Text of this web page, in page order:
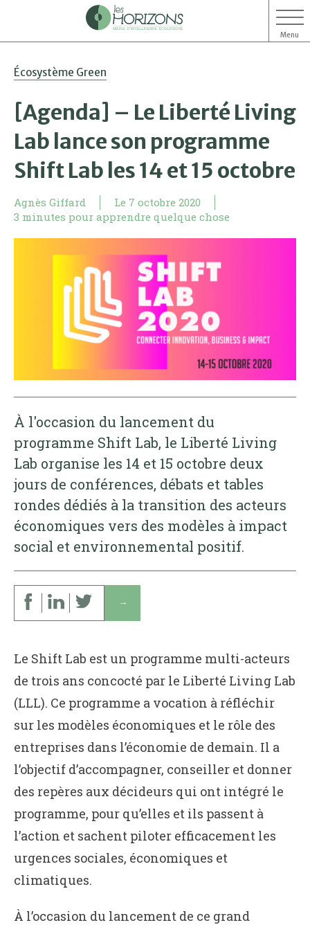
Menu
Écosystème Green
[Agenda] – Le Liberté Living
Lab lance son programme
Shift Lab les 14 et 15 octobre
Agnès Giffard Le 7 octobre 2020
3 minutes pour apprendre quelque chose
À l'occasion du lancement du
programme Shift Lab, le Liberté Living
Lab organise les 14 et 15 octobre deux
jours de conférences, débats et tables
rondes dédiés à la transition des acteurs
économiques vers des modèles à impact
social et environnemental positif.
↓
Le Shift Lab est un programme multi-acteurs
de trois ans concocté par le Liberté Living Lab
(LLL). Ce programme a vocation à réfléchir
sur les modèles économiques et le rôle des
entreprises dans l’économie de demain. Il a
l’objectif d’accompagner, conseiller et donner
des repères aux décideurs qui ont intégré le
programme, pour qu’elles et ils passent à
l’action et sachent piloter efficacement les
urgences sociales, économiques et
climatiques.
À l’occasion du lancement de ce grand